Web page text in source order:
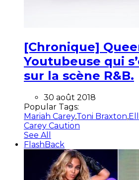
[Chronique]
Youtubeuse qui
sur la scène R&B.
30 août 2018
Popular Tags:
Mariah Carey,Toni Braxton,
Carey Caution
See All
FlashBack